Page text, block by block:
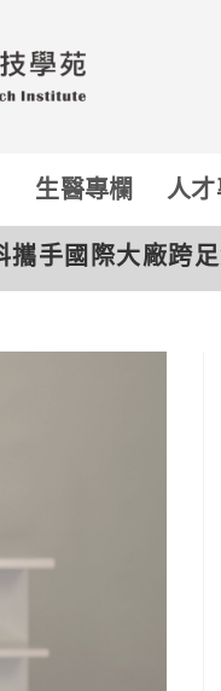
生醫專欄 人
手國際大廠跨